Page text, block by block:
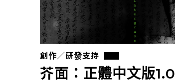
創作／研發支持
芥面：正體中文版1.0